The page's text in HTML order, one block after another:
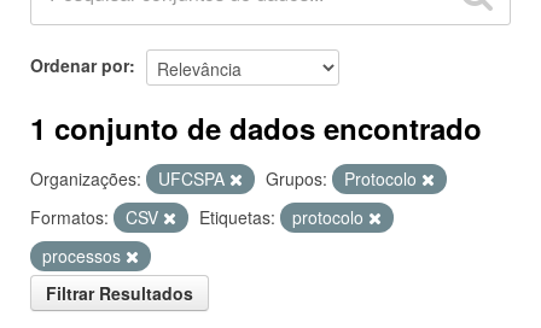
Sobre
Ordenar por
1 conjunto de dados encontrado
Organizações: UFCSPA Grupos:
Protocolo
Formatos:
CSV Etiquetas:
protocolo
processos
Filtrar Resultados